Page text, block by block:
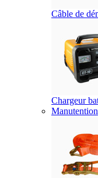
Câble de
Chargeur
Manutention